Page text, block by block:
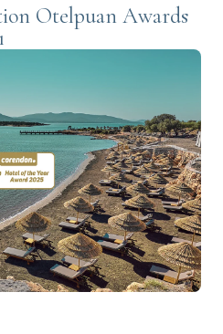
Otelpuan Awards